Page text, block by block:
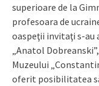
superioare de la
profesoara de
oaspeţii invitaţi s-au
„Anatol
Muzeului
oferit posibilitatea